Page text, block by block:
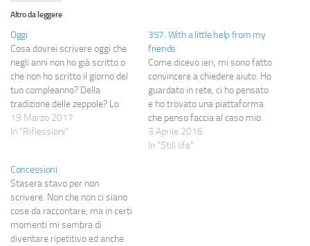
Altro da leggere
Oggi
Cosa dovrei scrivere oggi che
negli anni non ho già scritto o
che non ho scritto il giorno del
tuo compleanno? Della
tradizione delle zeppole? Lo
sappiamo benissimo. Anche
quest'anno ci sono state, solo
sempre. Deliziose, come
sempre. Ti ho pensato,…
19 Marzo 2017
In "Riflessioni"
357. With a little help from my
friends
Come dicevo ieri, mi sono fatto
convincere a chiedere aiuto. Ho
guardato in rete, ci ho pensato
e ho trovato una piattaforma
che penso faccia al caso mio.
La raccolta fondi si chiama,
appunto "with a little help from
3 Aprile 2016
In "Still life"
Concessioni
Stasera stavo per non
scrivere. Non che non ci siano
cose da raccontare, ma in certi
momenti mi sembra di
diventare ripetitivo ed anche